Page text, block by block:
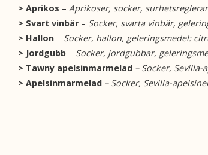
> Aprikos – Aprikoser, socker,
> Svart vinbär – Socker, svarta vinbär,
> Hallon – Socker, hallon, geleringsmedel:
> Jordgubb – Socker, jordgubbar,
> Tawny apelsinmarmelad – Socker, Sevilla-
> Apelsinmarmelad – Socker, Sevilla-